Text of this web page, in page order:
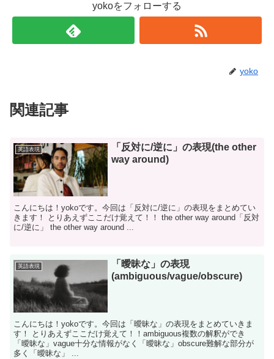
yokoをフォローする
yoko
関連記事
英語表現
「反対に/逆に」の表現(the other
way around)
こんにちは！yokoです。今回は「反対に/逆に」の表現をまとめてい
きます！ とりあえずここだけ覚えて！！ the other way around「反対
に/逆に」 the other way around ...
英語表現
「曖昧な」の表現
(ambiguous/vague/obscure)
こんにちは！yokoです。今回は「曖昧な」の表現をまとめていきま
す！ とりあえずここだけ覚えて！！ambiguous複数の解釈ができ
「曖昧な」vague十分な情報がなく「曖昧な」obscure難解な部分が
多く「曖昧な」 ...